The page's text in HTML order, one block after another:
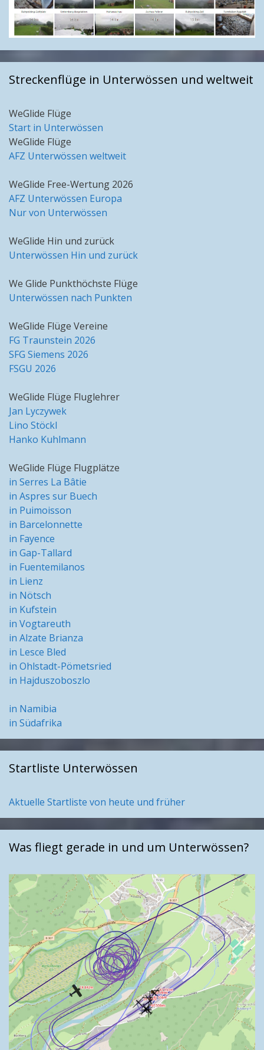
Streckenflüge in Unterwössen und weltweit
WeGlide Flüge
Start in Unterwössen
WeGlide Flüge
AFZ Unterwössen weltweit
WeGlide Free-Wertung 2026
AFZ Unterwössen Europa
Nur von Unterwössen
WeGlide Hin und zurück
Unterwössen Hin und zurück
We Glide Punkthöchste Flüge
Unterwössen nach Punkten
WeGlide Flüge Vereine
FG Traunstein 2026
SFG Siemens 2026
FSGU 2026
WeGlide Flüge Fluglehrer
Jan Lyczywek
Lino Stöckl
Hanko Kuhlmann
WeGlide Flüge Flugplätze
in Serres La Bâtie
in Aspres sur Buech
in Puimoisson
in Barcelonnette
in Fayence
in Gap-Tallard
in Fuentemilanos
in Lienz
in Nötsch
in Kufstein
in Vogtareuth
in Alzate Brianza
in Lesce Bled
in Ohlstadt-Pömetsried
in Hajduszoboszlo
in Namibia
in Südafrika
Startliste Unterwössen
Aktuelle Startliste von heute und früher
Was fliegt gerade in und um Unterwössen?